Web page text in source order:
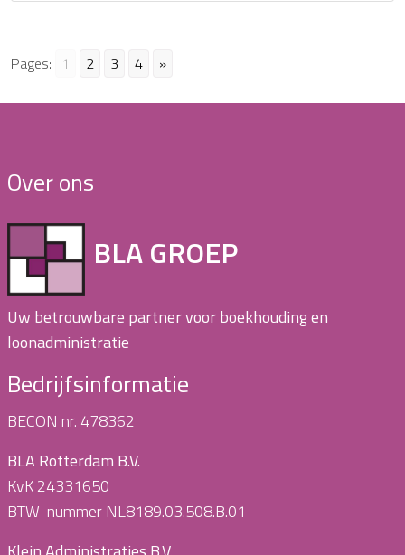
Pages: 1 2 3 4 »
Over ons
BLA GROEP
Uw betrouwbare partner voor boekhouding en
loonadministratie
Bedrijfsinformatie
BECON nr. 478362
BLA Rotterdam B.V.
KvK 24331650
BTW-nummer NL8189.03.508.B.01